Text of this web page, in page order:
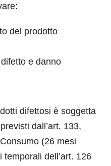
del prodotto
e danno
difettosi è soggetta
dall’art. 133,
(26 mesi
dell’art. 126